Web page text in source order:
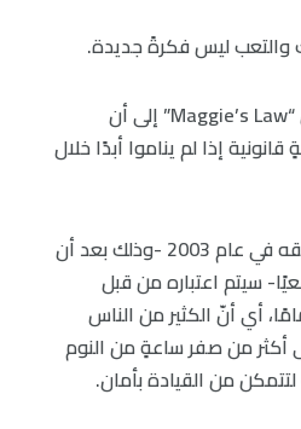
والتعب ليس فكرةً جديدة.
في نيوجيرسي، خلص قانون “Maggie’s Law” إلى أن
إذا لم يناموا أبدًا خلال
هذا القانون، الذي تمّ تطبيقه في عام 2003 -وذلك بعد أن
سيتم اعتباره من قبل
أي أنّ الكثير من الناس
أكثر من صفر ساعةٍ من النوم